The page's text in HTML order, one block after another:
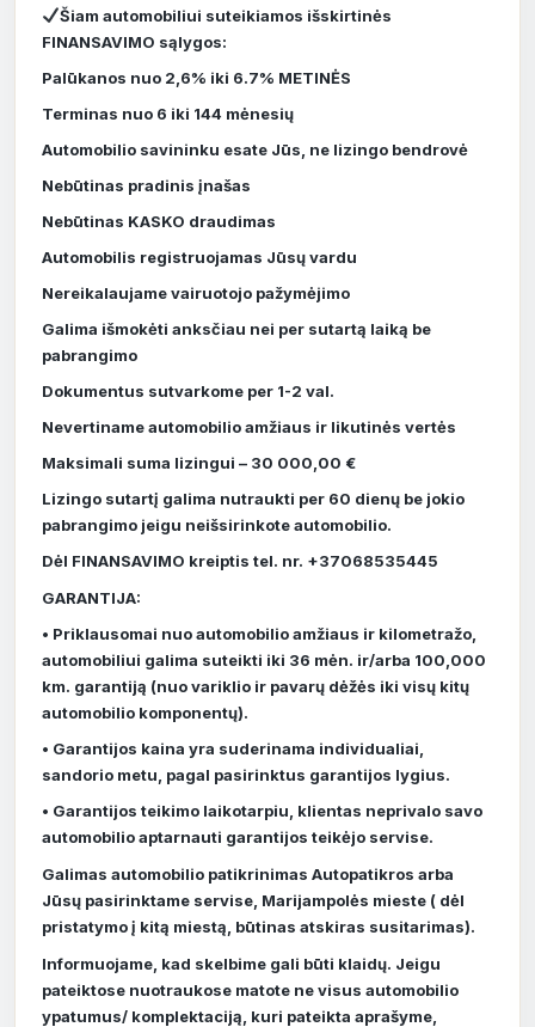
Šiam automobiliui suteikiamos išskirtinės
FINANSAVIMO sąlygos:
Palūkanos nuo 2,6% iki 6.7% METINĖS
Terminas nuo 6 iki 144 mėnesių
Automobilio savininku esate Jūs, ne lizingo bendrovė
Nebūtinas pradinis įnašas
Nebūtinas KASKO draudimas
Automobilis registruojamas Jūsų vardu
Nereikalaujame vairuotojo pažymėjimo
Galima išmokėti anksčiau nei per sutartą laiką be
pabrangimo
Dokumentus sutvarkome per 1-2 val.
Nevertiname automobilio amžiaus ir likutinės vertės
Maksimali suma lizingui – 30 000,00 €
Lizingo sutartį galima nutraukti per 60 dienų be jokio
pabrangimo jeigu neišsirinkote automobilio.
Dėl FINANSAVIMO kreiptis tel. nr. +37068535445
GARANTIJA:
• Priklausomai nuo automobilio amžiaus ir kilometražo,
automobiliui galima suteikti iki 36 mėn. ir/arba 100,000
km. garantiją (nuo variklio ir pavarų dėžės iki visų kitų
automobilio komponentų).
• Garantijos kaina yra suderinama individualiai,
sandorio metu, pagal pasirinktus garantijos lygius.
• Garantijos teikimo laikotarpiu, klientas neprivalo savo
automobilio aptarnauti garantijos teikėjo servise.
Galimas automobilio patikrinimas Autopatikros arba
Jūsų pasirinktame servise, Marijampolės mieste ( dėl
pristatymo į kitą miestą, būtinas atskiras susitarimas).
Informuojame, kad skelbime gali būti klaidų. Jeigu
pateiktose nuotraukose matote ne visus automobilio
ypatumus/ komplektaciją, kuri pateikta aprašyme,